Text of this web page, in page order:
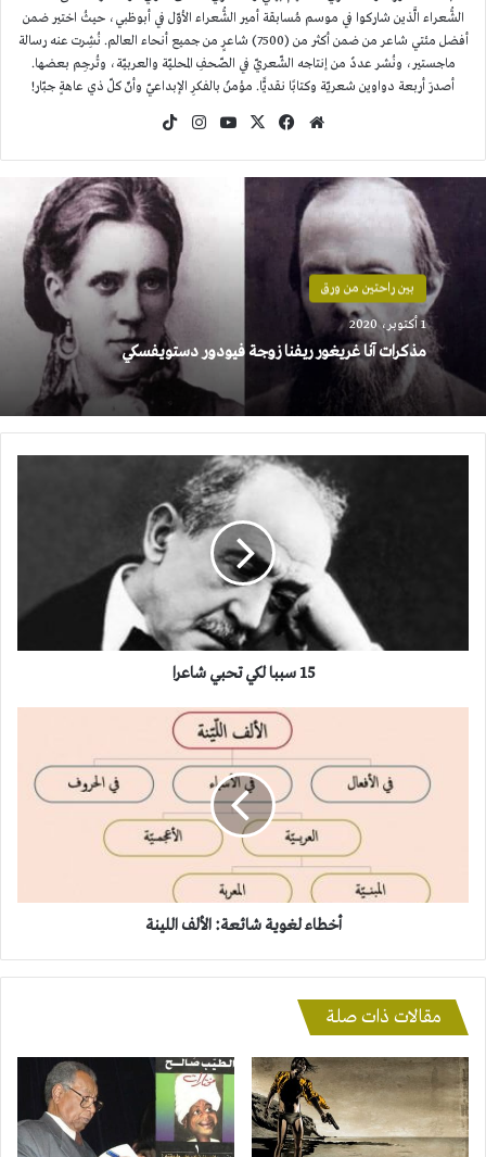
الشُّعراء الَّذين شاركوا في موسم مُسابقة أمير الشُّعراء الأوّل في أبوظبي، حيثُ اختير ضمن
أفضل مئتي شاعر من ضمن أكثر من (7500) شاعرٍ من جميع أنحاء العالم. نُشِرت عنه رسالة
ماجستير، ونُشر عددٌ من إنتاجه الشّعريّ في الصّحفِ المحليّة والعربيّة، وتُرجِم بعضها.
أصدرَ أربعة دواوين شعريّة وكتابًا نقديًّا. مؤمنٌ بالفكرِ الإبداعيّ وأنّ كلّ ذي عاهةٍ جبّار!
موقع
فيسبوك
‫X
‫YouTubeانستقرام
بين راحتين من ورق
1 أكتوبر، 2020
مذكرات آنا غريغور ريفنا زوجة فيودور دستويفسكي
15 سببا لكي تحبي شاعرا
أخطاء لغوية شائعة: الألف اللينة
مقالات ذات صلة